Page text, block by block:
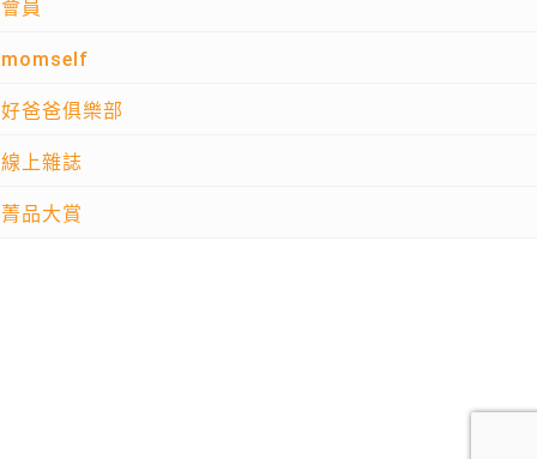
會員
momself
好爸爸俱樂部
線上雜誌
菁品大賞